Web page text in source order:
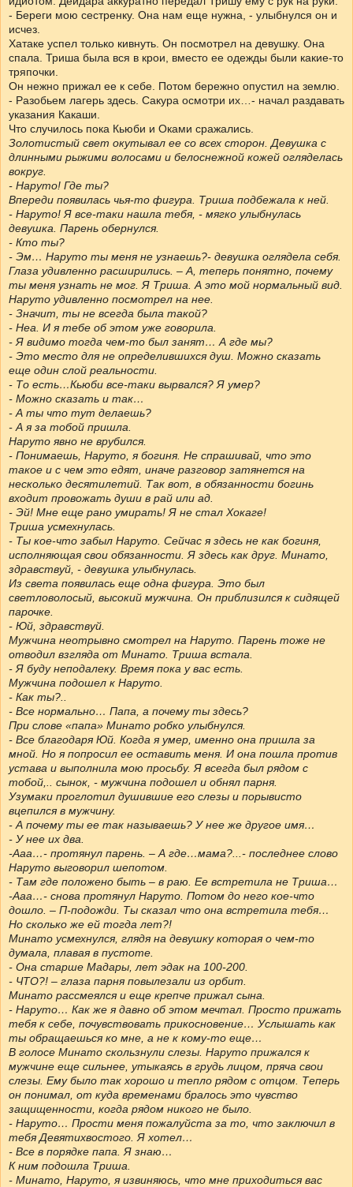
- Береги мою сестренку. Она нам еще нужна, - улыбнулся он и
исчез.
Хатаке успел только кивнуть. Он посмотрел на девушку. Она
спала. Триша была вся в крои, вместо ее одежды были какие-то
тряпочки.
Он нежно прижал ее к себе. Потом бережно опустил на землю.
- Разобьем лагерь здесь. Сакура осмотри их…- начал раздавать
указания Какаши.
Что случилось пока Кьюби и Оками сражались.
Золотистый свет окутывал ее со всех сторон. Девушка с
длинными рыжими волосами и белоснежной кожей огляделась
вокруг.
- Наруто! Где ты?
Впереди появилась чья-то фигура. Триша подбежала к ней.
- Наруто! Я все-таки нашла тебя, - мягко улыбнулась
девушка. Парень обернулся.
- Кто ты?
- Эм… Наруто ты меня не узнаешь?- девушка оглядела себя.
Глаза удивленно расширились. – А, теперь понятно, почему
ты меня узнать не мог. Я Триша. А это мой нормальный вид.
Наруто удивленно посмотрел на нее.
- Значит, ты не всегда была такой?
- Неа. И я тебе об этом уже говорила.
- Я видимо тогда чем-то был занят… А где мы?
- Это место для не определившихся душ. Можно сказать
еще один слой реальности.
- То есть…Кьюби все-таки вырвался? Я умер?
- Можно сказать и так…
- А ты что тут делаешь?
- А я за тобой пришла.
Наруто явно не врубился.
- Понимаешь, Наруто, я богиня. Не спрашивай, что это
такое и с чем это едят, иначе разговор затянется на
несколько десятилетий. Так вот, в обязанности богинь
входит провожать души в рай или ад.
- Эй! Мне еще рано умирать! Я не стал Хокаге!
Триша усмехнулась.
- Ты кое-что забыл Наруто. Сейчас я здесь не как богиня,
исполняющая свои обязанности. Я здесь как друг. Минато,
здравствуй, - девушка улыбнулась.
Из света появилась еще одна фигура. Это был
светловолосый, высокий мужчина. Он приблизился к сидящей
парочке.
- Юй, здравствуй.
Мужчина неотрывно смотрел на Наруто. Парень тоже не
отводил взгляда от Минато. Триша встала.
- Я буду неподалеку. Время пока у вас есть.
Мужчина подошел к Наруто.
- Как ты?..
- Все нормально… Папа, а почему ты здесь?
При слове «папа» Минато робко улыбнулся.
- Все благодаря Юй. Когда я умер, именно она пришла за
мной. Но я попросил ее оставить меня. И она пошла против
устава и выполнила мою просьбу. Я всегда был рядом с
тобой,.. сынок, - мужчина подошел и обнял парня.
Узумаки проглотил душившие его слезы и порывисто
вцепился в мужчину.
- А почему ты ее так называешь? У нее же другое имя…
- У нее их два.
-Ааа…- протянул парень. – А где…мама?...- последнее слово
Наруто выговорил шепотом.
- Там где положено быть – в раю. Ее встретила не Триша…
-Ааа…- снова протянул Наруто. Потом до него кое-что
дошло. – П-подожди. Ты сказал что она встретила тебя…
Но сколько же ей тогда лет?!
Минато усмехнулся, глядя на девушку которая о чем-то
думала, плавая в пустоте.
- Она старше Мадары, лет эдак на 100-200.
- ЧТО?! – глаза парня повылезали из орбит.
Минато рассмеялся и еще крепче прижал сына.
- Наруто… Как же я давно об этом мечтал. Просто прижать
тебя к себе, почувствовать прикосновение… Услышать как
ты обращаешься ко мне, а не к кому-то еще…
В голосе Минато скользнули слезы. Наруто прижался к
мужчине еще сильнее, утыкаясь в грудь лицом, пряча свои
слезы. Ему было так хорошо и тепло рядом с отцом. Теперь
он понимал, от куда временами бралось это чувство
защищенности, когда рядом никого не было.
- Наруто… Прости меня пожалуйста за то, что заключил в
тебя Девятихвостого. Я хотел…
- Все в порядке папа. Я знаю…
К ним подошла Триша.
- Минато, Наруто, я извиняюсь, что мне приходиться вас